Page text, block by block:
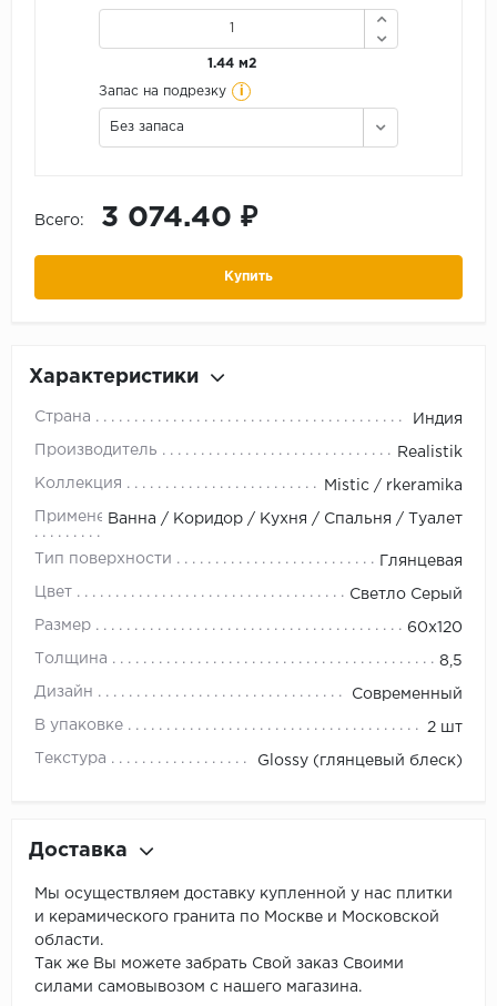
1.44 м2
Запас на подрезку i
Без запаса
Всего: 3 074.40 ₽
Купить
Характеристики
Страна Индия
Производитель Realistik
Коллекция Mistic / rkeramika
ПрименениеВанна / Коридор / Кухня / Спальня / Туалет
Тип поверхности Глянцевая
Цвет Светло Серый
Размер 60x120
Толщина 8,5
Дизайн Современный
В упаковке 2 шт
Текстура Glossy (глянцевый блеск)
Доставка
Мы осуществляем доставку купленной у нас плитки
и керамического гранита по Москве и Московской
области.
Так же Вы можете забрать Свой заказ Своими
силами самовывозом с нашего магазина.